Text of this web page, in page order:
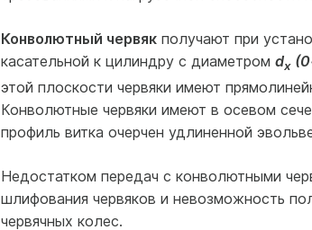
Конволютный червякполучают при
касательной к цилиндру с диаметром dx
этой плоскости червяки имеют
Конволютные червяки имеют в осевом
профиль витка очерчен удлиненной
Недостатком передач с конволютными
шлифования червяков и невозможность
червячных колес.